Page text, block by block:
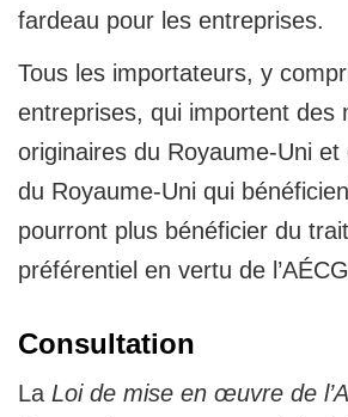
fardeau pour les entreprises.
Tous les importateurs, y
entreprises, qui importent des
originaires du Royaume-Uni
du Royaume-Uni qui
pourront plus bénéficier du
préférentiel en vertu de l’AÉCG
Consultation
La Loi de mise en œuvre de